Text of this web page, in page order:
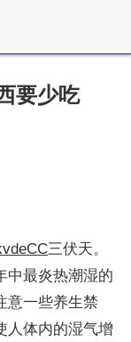
要少吃
三伏天。
中最炎热潮湿的
意一些养生禁
人体内的湿气增